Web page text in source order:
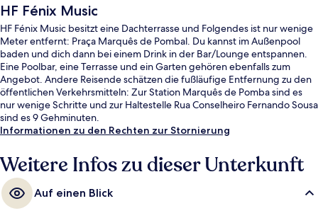
HF Fénix Music
HF Fénix Music besitzt eine Dachterrasse und Folgendes ist nur wenige
Meter entfernt: Praça Marquês de Pombal. Du kannst im Außenpool
baden und dich dann bei einem Drink in der Bar/Lounge entspannen.
Eine Poolbar, eine Terrasse und ein Garten gehören ebenfalls zum
Angebot. Andere Reisende schätzen die fußläufige Entfernung zu den
öffentlichen Verkehrsmitteln: Zur Station Marquês de Pomba sind es
nur wenige Schritte und zur Haltestelle Rua Conselheiro Fernando Sousa
sind es 9 Gehminuten.
Informationen zu den Rechten zur Stornierung
Weitere Infos zu dieser Unterkunft
Auf einen Blick